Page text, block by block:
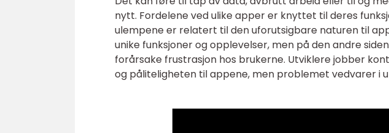
nytt. Fordelene ved ulike apper er knyttet til deres
ulempene er relatert til den uforutsigbare naturen til
unike funksjoner og opplevelser, men på den andre
forårsake frustrasjon hos brukerne. Utviklere jobber
og påliteligheten til appene, men problemet vedvarer i